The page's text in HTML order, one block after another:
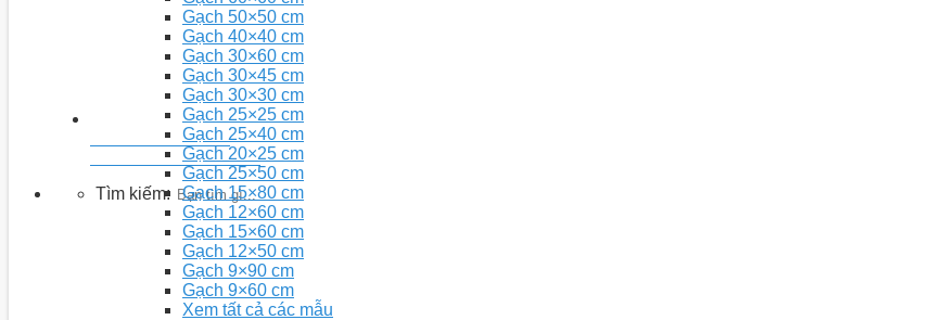
Youtobe: Nhà 5D
Kênh chia sẻ video kiến thức
Tìm kiếm:
Gạch 50×50 cm
Gạch 40×40 cm
Gạch 30×60 cm
Gạch 30×45 cm
Gạch 30×30 cm
Gạch 25×25 cm
Gạch 25×40 cm
Gạch 20×25 cm
Gạch 25×50 cm
Gạch 15×80 cm
Gạch 12×60 cm
Gạch 15×60 cm
Gạch 12×50 cm
Gạch 9×90 cm
Gạch 9×60 cm
Xem tất cả các mẫu